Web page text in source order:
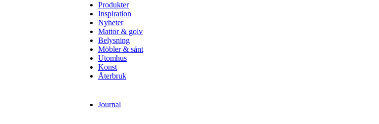
Produkter
Inspiration
Nyheter
Mattor & golv
Belysning
Möbler & sånt
Utomhus
Konst
Återbruk
Journal